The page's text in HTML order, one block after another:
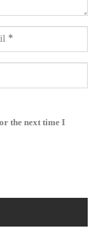
the next time I